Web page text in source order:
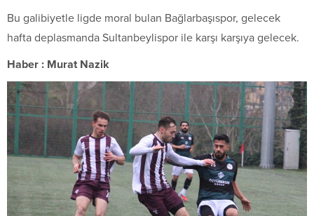
Bu galibiyetle ligde moral bulan Bağlarbaşıspor, gelecek
hafta deplasmanda Sultanbeylispor ile karşı karşıya gelecek.
Haber : Murat Nazik